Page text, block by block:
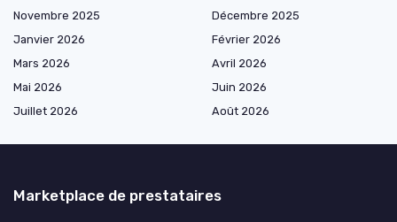
Novembre 2025
Décembre 2025
Janvier 2026
Février 2026
Mars 2026
Avril 2026
Mai 2026
Juin 2026
Juillet 2026
Août 2026
Marketplace de prestataires